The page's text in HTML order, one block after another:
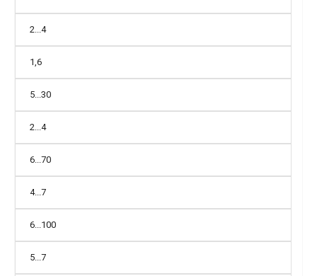
2...4
1,6
5...30
2...4
6...70
4...7
6...100
5...7